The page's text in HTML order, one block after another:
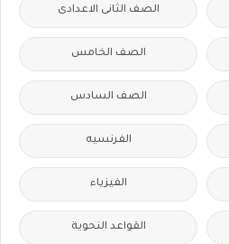
الصف الثانى الاعدادى
الصف الخامس
الصف السادس
الفرنسيه
الفيزياء
القواعد النحوية